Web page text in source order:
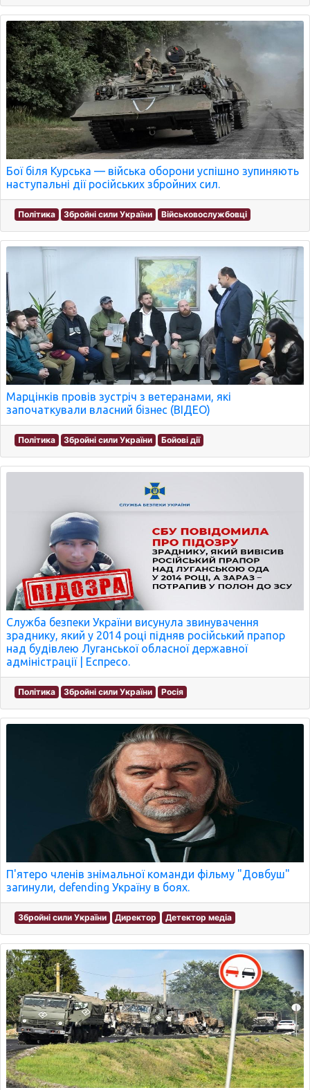
Бої біля Курська — війська оборони успішно зупиняють
наступальні дії російських збройних сил.
Політика Збройні сили України Військовослужбовці
Марцінків провів зустріч з ветеранами, які
започаткували власний бізнес (ВІДЕО)
Політика Збройні сили України Бойові дії
Служба безпеки України висунула звинувачення
зраднику, який у 2014 році підняв російський прапор
над будівлею Луганської обласної державної
адміністрації | Еспресо.
Політика Збройні сили України Росія
П'ятеро членів знімальної команди фільму "Довбуш"
загинули, defending Україну в боях.
Збройні сили України Директор Детектор медіа